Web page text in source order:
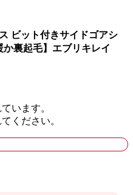
ビット付きサイドゴアシ
裏起毛】エブリキレイ
います。
ください。